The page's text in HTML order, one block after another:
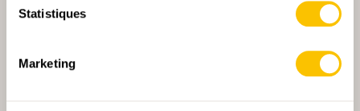
Statistiques
Marketing
PARTENAIRE PRINCIPALE ET PARTENAIRE DE TRANSPORT